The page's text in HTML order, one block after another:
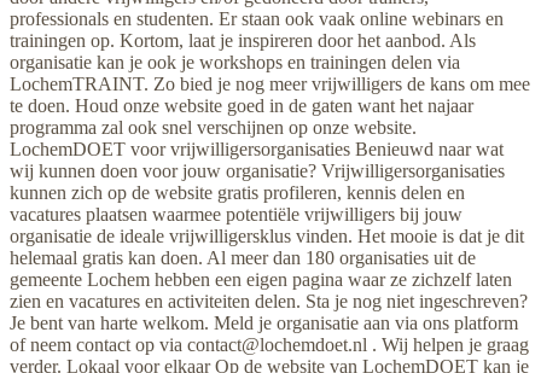
professionals en studenten. Er staan ook vaak online webinars en
trainingen op. Kortom, laat je inspireren door het aanbod. Als
organisatie kan je ook je workshops en trainingen delen via
LochemTRAINT. Zo bied je nog meer vrijwilligers de kans om mee
te doen. Houd onze website goed in de gaten want het najaar
programma zal ook snel verschijnen op onze website.
LochemDOET voor vrijwilligersorganisaties Benieuwd naar wat
wij kunnen doen voor jouw organisatie? Vrijwilligersorganisaties
kunnen zich op de website gratis profileren, kennis delen en
vacatures plaatsen waarmee potentiële vrijwilligers bij jouw
organisatie de ideale vrijwilligersklus vinden. Het mooie is dat je dit
helemaal gratis kan doen. Al meer dan 180 organisaties uit de
gemeente Lochem hebben een eigen pagina waar ze zichzelf laten
zien en vacatures en activiteiten delen. Sta je nog niet ingeschreven?
Je bent van harte welkom. Meld je organisatie aan via ons platform
of neem contact op via contact@lochemdoet.nl . Wij helpen je graag
verder. Lokaal voor elkaar Op de website van LochemDOET kan je